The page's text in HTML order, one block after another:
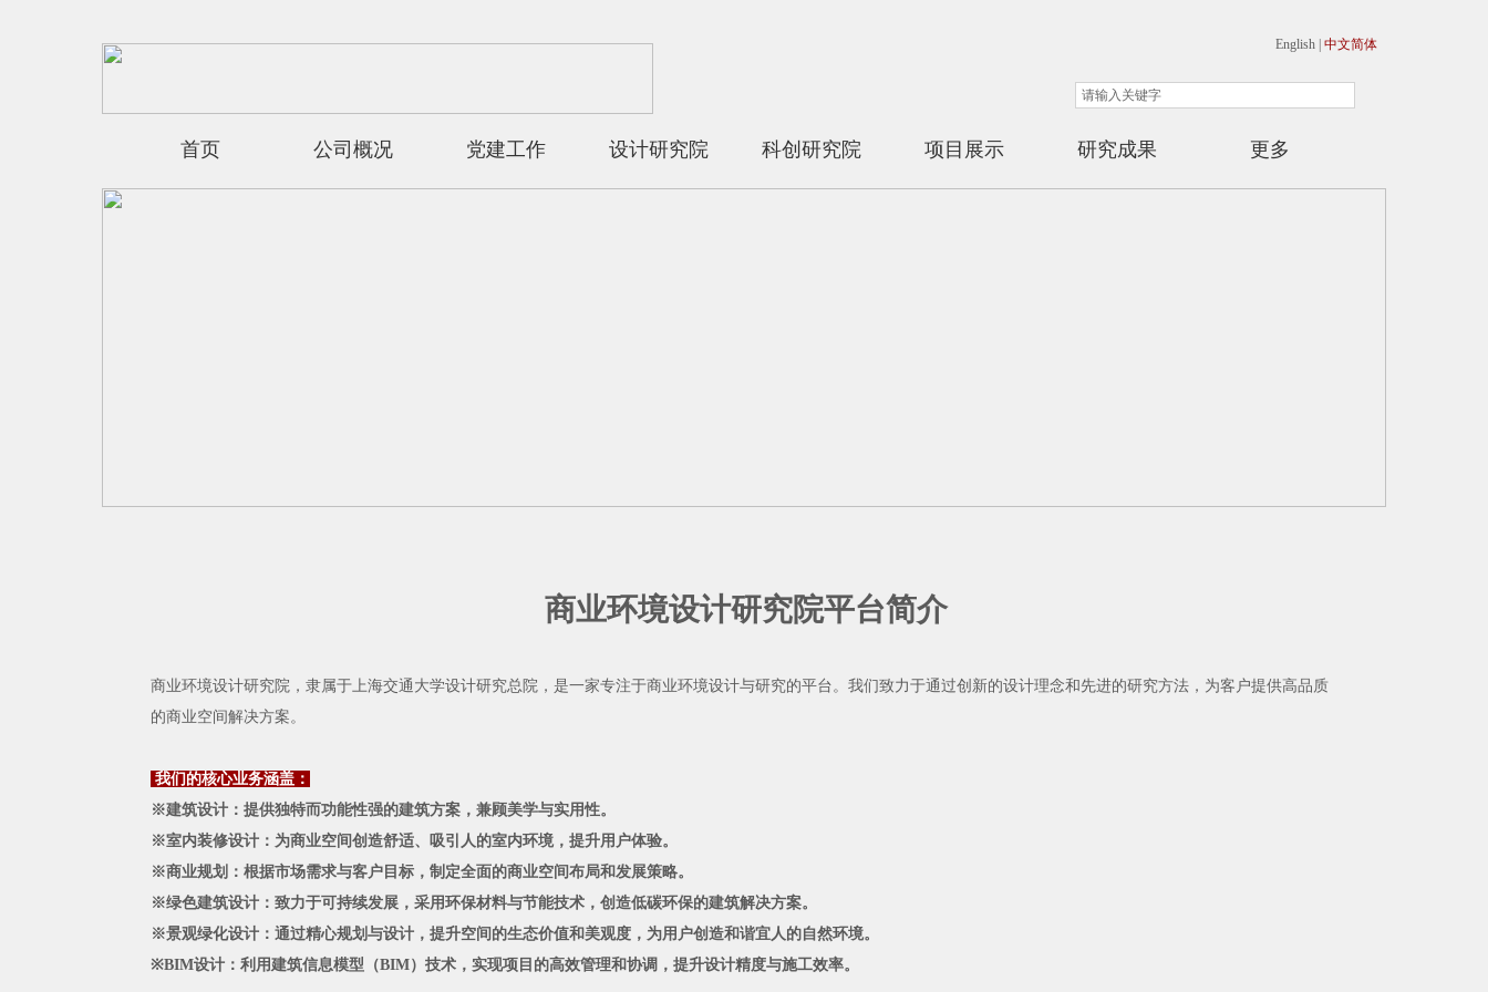
English | 中文简体
首页 公司概况 党建工作 设计研究院 科创研究院 项目展示 研究成果 更多
商业环境设计研究院平台简介
商业环境设计研究院，隶属于上海交通大学设计研究总院，是一家专注于商业环境设计与研究的平台。我们致力于通过创新的设计理念和先进的研究方法，为客户提供高品质
的商业空间解决方案。
我们的核心业务涵盖：
※建筑设计：提供独特而功能性强的建筑方案，兼顾美学与实用性。
※室内装修设计：为商业空间创造舒适、吸引人的室内环境，提升用户体验。
※商业规划：根据市场需求与客户目标，制定全面的商业空间布局和发展策略。
※绿色建筑设计：致力于可持续发展，采用环保材料与节能技术，创造低碳环保的建筑解决方案。
※景观绿化设计：通过精心规划与设计，提升空间的生态价值和美观度，为用户创造和谐宜人的自然环境。
※BIM设计：利用建筑信息模型（BIM）技术，实现项目的高效管理和协调，提升设计精度与施工效率。